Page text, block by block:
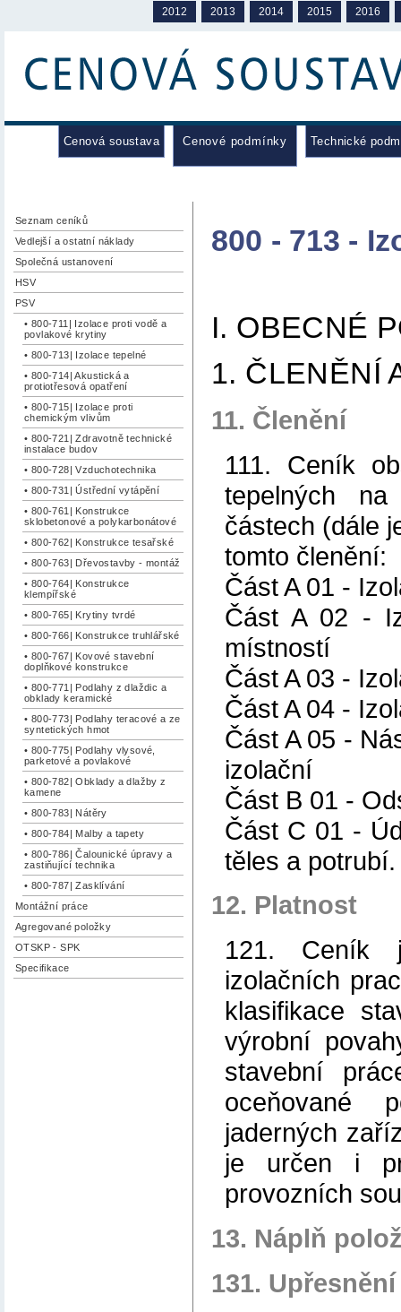
2012 2013 2014 2015 2016
Cenová soustava Cenové podmínky Technické
Seznam ceníků
Vedlejší a ostatní náklady
Společná ustanovení
HSV
PSV
• 800-711| Izolace proti vodě a
povlakové krytiny
• 800-713| Izolace tepelné
• 800-714| Akustická a
protiotřesová opatření
• 800-715| Izolace proti
chemickým vlivům
• 800-721| Zdravotně technické
instalace budov
• 800-728| Vzduchotechnika
• 800-731| Ústřední vytápění
• 800-761| Konstrukce
sklobetonové a polykarbonátové
• 800-762| Konstrukce tesařské
• 800-763| Dřevostavby - montáž
• 800-764| Konstrukce
klempířské
• 800-765| Krytiny tvrdé
• 800-766| Konstrukce truhlářské
• 800-767| Kovové stavební
doplňkové konstrukce
• 800-771| Podlahy z dlaždic a
obklady keramické
• 800-773| Podlahy teracové a ze
syntetických hmot
• 800-775| Podlahy vlysové,
parketové a povlakové
• 800-782| Obklady a dlažby z
kamene
• 800-783| Nátěry
• 800-784| Malby a tapety
• 800-786| Čalounické úpravy a
zastiňující technika
• 800-787| Zasklívání
Montážní práce
Agregované položky
OTSKP - SPK
Specifikace
800 - 713 -
I. OBECNÉ
1. ČLENĚNÍ
11. Členění
111. Ceník
tepelných
částech (dále
tomto členění:
Část A 01 -
Část A 02 -
místností
Část A 03 -
Část A 04 -
Část A 05 -
izolační
Část B 01 -
Část C 01 -
těles a potrubí.
12. Platnost
121. Ceník
izolačních
klasifikace
výrobní
stavební
oceňované
jaderných
je určen i
provozních
13. Náplň
131.